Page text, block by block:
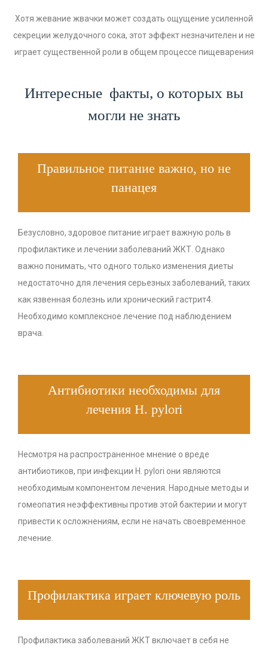
Хотя жевание жвачки может создать ощущение усиленной
секреции желудочного сока, этот эффект незначителен и не
играет существенной роли в общем процессе пищеварения
Интересные факты, о которых вы
могли не знать
Правильное питание важно, но не
панацея
Безусловно, здоровое питание играет важную роль в
профилактике и лечении заболеваний ЖКТ. Однако
важно понимать, что одного только изменения диеты
недостаточно для лечения серьезных заболеваний, таких
как язвенная болезнь или хронический гастрит4.
Необходимо комплексное лечение под наблюдением
врача.
Антибиотики необходимы для
лечения H. pylori
Несмотря на распространенное мнение о вреде
антибиотиков, при инфекции H. pylori они являются
необходимым компонентом лечения. Народные методы и
гомеопатия неэффективны против этой бактерии и могут
привести к осложнениям, если не начать своевременное
лечение.
Профилактика играет ключевую роль
Профилактика заболеваний ЖКТ включает в себя не